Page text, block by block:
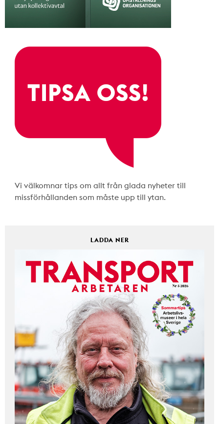
Vi välkomnar tips om allt från glada nyheter till
missförhållanden som måste upp till ytan.
LADDA NER